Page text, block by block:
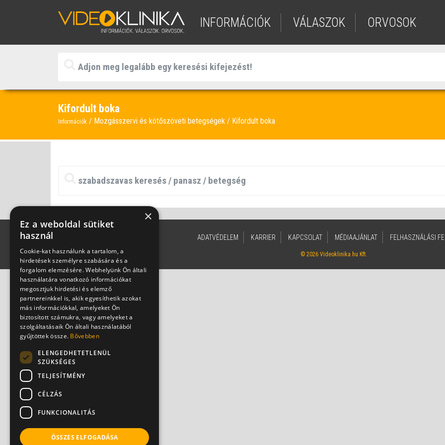
INFORMÁCIÓK VÁLASZOK ORVOSOK
Kifordult boka
Információk Mozgásszervi és kötőszöveti betegségek Kifordult boka
ADATVÉDELEM KARRIER KAPCSOLAT MÉDIAAJÁNLAT FELHASZNÁLÁSI
© 2026 Videoklinika.hu Kft.
×
Ez a weboldal sütiket
használ
Cookie-kat használunk a tartalom, a
hirdetések személyre szabására és a
forgalom elemzésére. Webhelyünk Ön általi
használatára vonatkozó információkat
megosztjuk hirdetési és elemző
partnereinkkel is, akik egyesíthetik azokat
más információkkal, amelyeket Ön
biztosított számukra, vagy amelyeket a
szolgáltatásaik Ön általi használatából
gyűjtöttek össze. Bővebben
ELENGEDHETETLENÜL
SZÜKSÉGES
TELJESÍTMÉNY
CÉLZÁS
FUNKCIONALITÁS
ÖSSZES ELFOGADÁSA